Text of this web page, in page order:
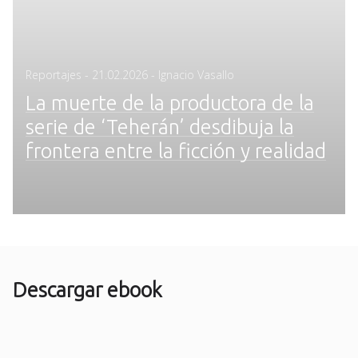
Reportajes - Posted
21.02.2026 - Ignacio Vasallo
La muerte de la productora de la
serie de ‘Teherán’ desdibuja la
frontera entre la ficción y realidad
Descargar ebook